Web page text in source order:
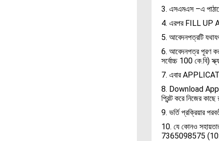
3. এসএমএস –এ
4. এরপর FILL UP
5. আবেদনপত্রটি
6. আবেদনপত্র পূরণ
সর্বোচ্চ 100 কে.বি)
7. এবার
8. Download
প্রিন্ট করে নিজের
9. ভর্তি প্রক্রিয়ার
10. যে কোনও
7365098575